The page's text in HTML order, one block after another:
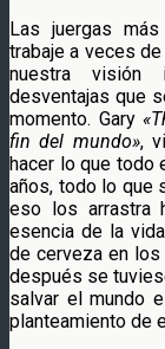
Las juergas
trabaje a veces
nuestra visión
desventajas que
momento. Gary
fin del mundo»,
hacer lo que todo
años, todo lo que
eso los arrastra
esencia de la
de cerveza en
después se
salvar el mundo
planteamiento de